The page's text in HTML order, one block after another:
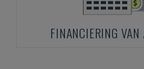
FINANCIERING